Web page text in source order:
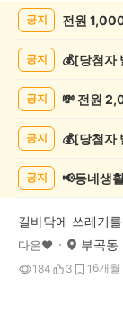
록
공지 전원
공지
공지
공지
공지 📢동네생
길바닥에 쓰레기
다은❤️ 부곡동
184 3 1 6개월